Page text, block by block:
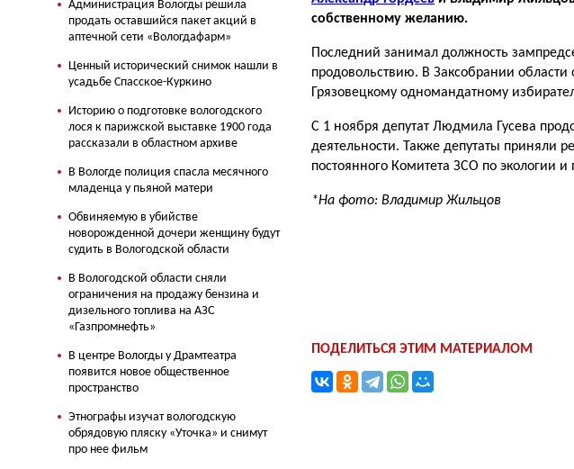
собственному желанию.
Последний занимал должность
продовольствию. В Заксобрании области
Грязовецкому одномандатному
С 1 ноября депутат Людмила Гусева
деятельности. Также депутаты приняли
постоянного Комитета ЗСО по экологии
*На фото: Владимир Жильцов
ПОДЕЛИТЬСЯ ЭТИМ МАТЕРИАЛОМ
Администрация Вологды решила
продать оставшийся пакет акций в
аптечной сети «Вологдафарм»
Ценный исторический снимок нашли в
усадьбе Спасское-Куркино
Историю о подготовке вологодского
лося к парижской выставке 1900 года
рассказали в областном архиве
В Вологде полиция спасла месячного
младенца у пьяной матери
Обвиняемую в убийстве
новорожденной дочери женщину будут
судить в Вологодской области
В Вологодской области сняли
ограничения на продажу бензина и
дизельного топлива на АЗС
«Газпромнефть»
В центре Вологды у Драмтеатра
появится новое общественное
пространство
Этнографы изучат вологодскую
обрядовую пляску «Уточка» и снимут
про нее фильм